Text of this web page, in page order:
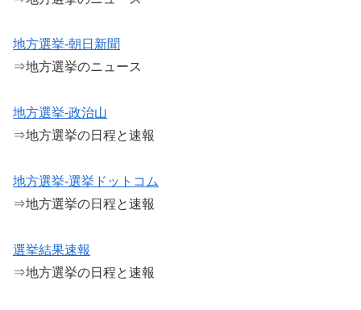
地方選挙-朝日新聞
⇒地方選挙のニュース
地方選挙-政治山
⇒地方選挙の日程と速報
地方選挙-選挙ドットコム
⇒地方選挙の日程と速報
選挙結果速報
⇒地方選挙の日程と速報